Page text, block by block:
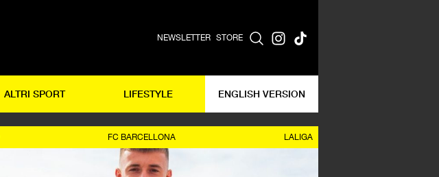
NEWSLETTER STORE
ALTRI SPORT LIFESTYLE ENGLISH VERSION
FC BARCELLONA LALIGA